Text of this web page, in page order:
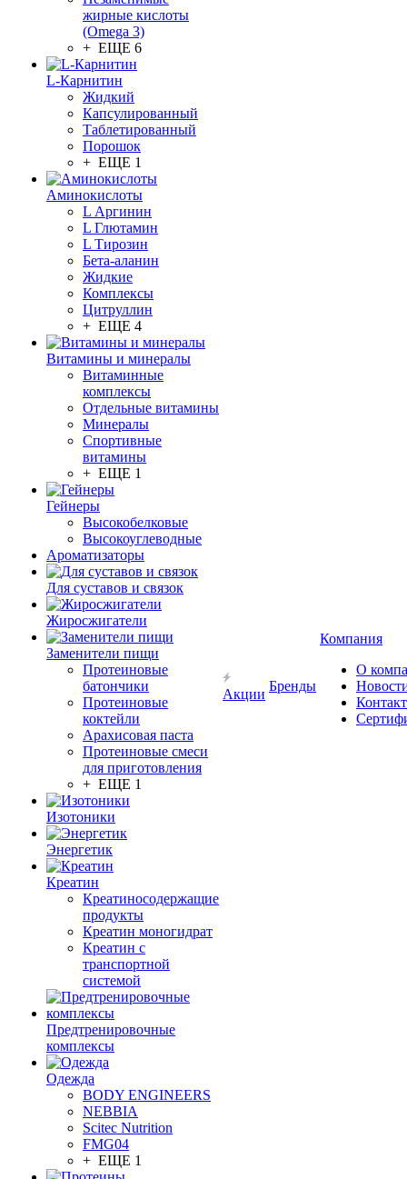
жирные кислоты
(Omega 3)
+ ЕЩЕ 6
L-Карнитин
Жидкий
Капсулированный
Таблетированный
Порошок
+ ЕЩЕ 1
Аминокислоты
L Аргинин
L Глютамин
L Тирозин
Бета-аланин
Жидкие
Комплексы
Цитруллин
+ ЕЩЕ 4
Витамины и минералы
Витаминные
комплексы
Отдельные витамины
Минералы
Спортивные
витамины
+ ЕЩЕ 1
Гейнеры
Высокобелковые
Высокоуглеводные
Ароматизаторы
Для суставов и связок
Жиросжигатели
Заменители пищи
Протеиновые
батончики
Протеиновые
коктейли
Арахисовая паста
Протеиновые смеси
для приготовления
+ ЕЩЕ 1
Изотоники
Энергетик
Креатин
Креатиносодержащие
продукты
Креатин моногидрат
Креатин с
транспортной
системой
Предтренировочные
комплексы
Одежда
BODY ENGINEERS
NEBBIA
Scitec Nutrition
FMG04
+ ЕЩЕ 1
Акции
Бренды
Компания
О